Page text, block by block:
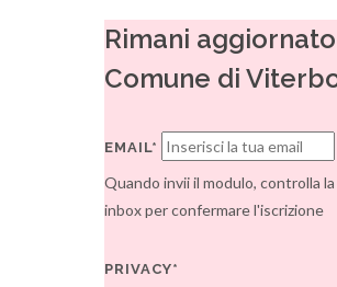
Rimani
Comune di
EMAIL*
Quando invii il modulo, controlla
inbox per confermare l'iscrizione
PRIVACY*